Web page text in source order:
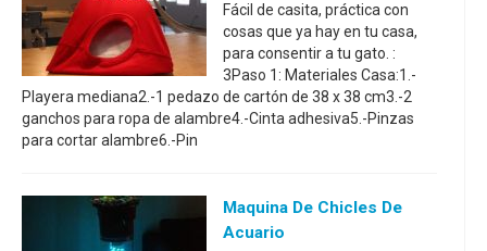
Fácil de casita, práctica con
cosas que ya hay en tu casa,
para consentir a tu gato. :
3Paso 1: Materiales Casa:1.-
Playera mediana2.-1 pedazo de cartón de 38 x 38 cm3.-2
ganchos para ropa de alambre4.-Cinta adhesiva5.-Pinzas
para cortar alambre6.-Pin
Maquina De Chicles De
Acuario